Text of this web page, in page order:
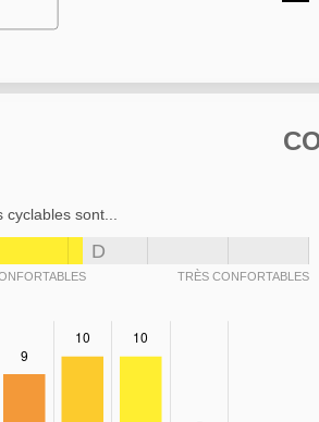
sont...
D
TRÈS CONFORTABLES